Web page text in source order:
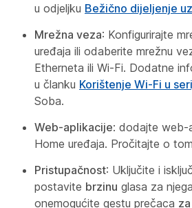
u odjeljku Bežično dijeljenje
Mrežna veza: Konfigurirajte
uređaja ili odaberite mrežnu
Etherneta ili Wi-Fi. Dodatne
u članku Korištenje Wi-Fi u
Soba.
Web-aplikacije: dodajte web-
Home uređaja. Pročitajte o
Pristupačnost: Uključite i
postavite brzinu glasa za
onemogućite gestu prečaca